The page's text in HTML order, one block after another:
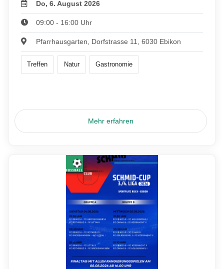
Do, 6. August 2026
09:00 - 16:00 Uhr
Pfarrhausgarten, Dorfstrasse 11, 6030 Ebikon
Treffen Natur Gastronomie
Mehr erfahren